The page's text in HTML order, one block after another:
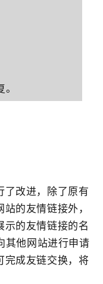
了改进，除了原有
站的友情链接外，
示的友情链接的名
其他网站进行申请
完成友链交换，将